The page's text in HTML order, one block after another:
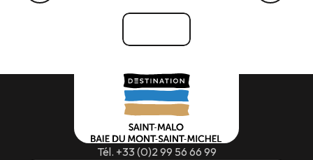
Tél. +33 (0)2 99 56 66 99